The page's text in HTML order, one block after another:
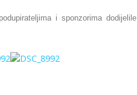
i sponzorima dodijelile